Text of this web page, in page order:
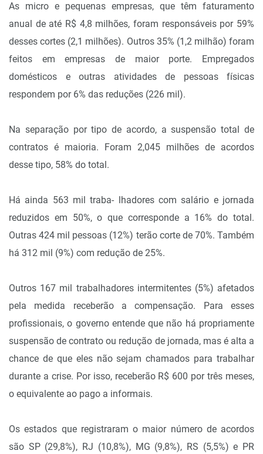
As micro e pequenas empresas, que têm faturamento
anual de até R$ 4,8 milhões, foram responsáveis por 59%
desses cortes (2,1 milhões). Outros 35% (1,2 milhão) foram
feitos em empresas de maior porte. Empregados
domésticos e outras atividades de pessoas físicas
respondem por 6% das reduções (226 mil).
Na separação por tipo de acordo, a suspensão total de
contratos é maioria. Foram 2,045 milhões de acordos
desse tipo, 58% do total.
Há ainda 563 mil traba- lhadores com salário e jornada
reduzidos em 50%, o que corresponde a 16% do total.
Outras 424 mil pessoas (12%) terão corte de 70%. Também
há 312 mil (9%) com redução de 25%.
Outros 167 mil trabalhadores intermitentes (5%) afetados
pela medida receberão a compensação. Para esses
profissionais, o governo entende que não há propriamente
suspensão de contrato ou redução de jornada, mas é alta a
chance de que eles não sejam chamados para trabalhar
durante a crise. Por isso, receberão R$ 600 por três meses,
o equivalente ao pago a informais.
Os estados que registraram o maior número de acordos
são SP (29,8%), RJ (10,8%), MG (9,8%), RS (5,5%) e PR